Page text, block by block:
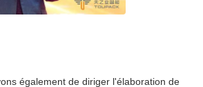
également de diriger l'élaboration de